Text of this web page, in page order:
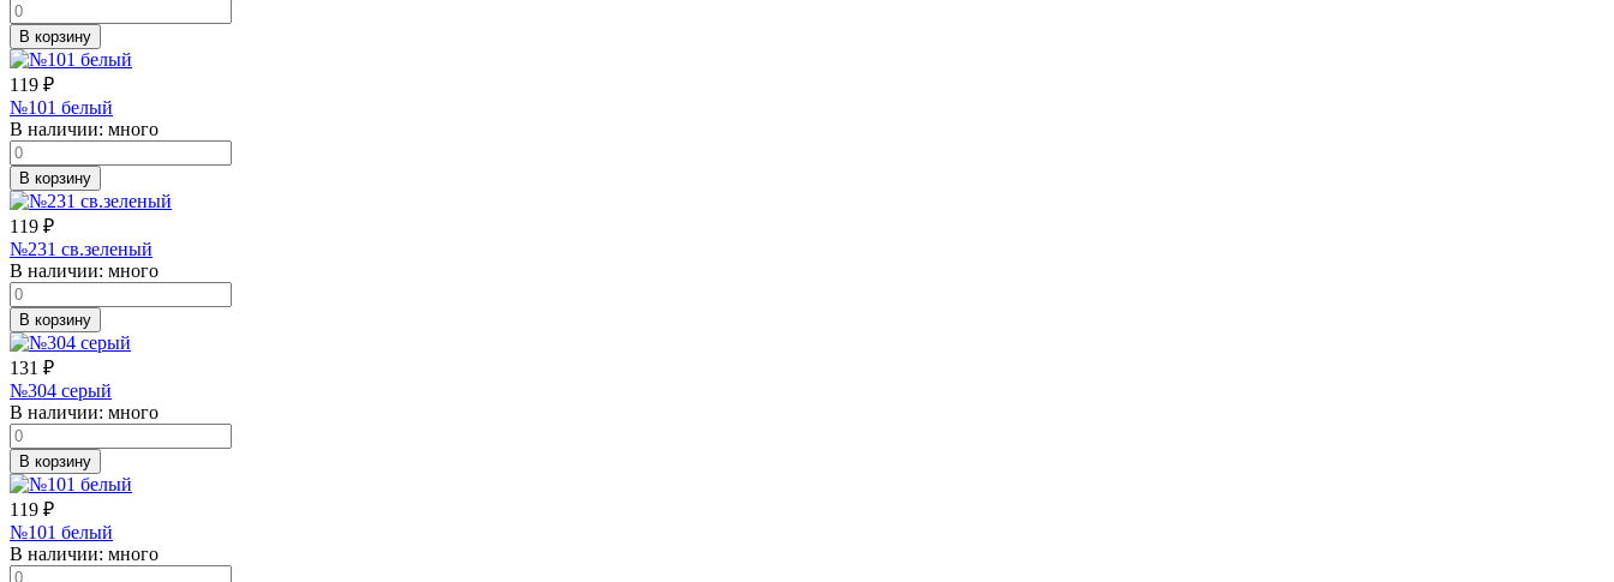
В корзину
119 ₽
№101 белый
В наличии: много
В корзину
119 ₽
№231 св.зеленый
В наличии: много
В корзину
131 ₽
№304 серый
В наличии: много
В корзину
119 ₽
№101 белый
В наличии: много